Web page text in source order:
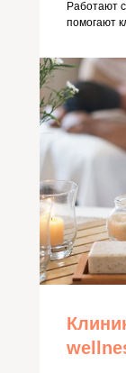
Работают
помогают